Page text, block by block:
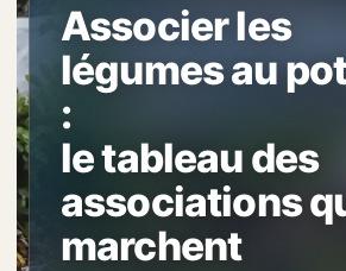
Associer les
légumes au
:
le tableau des
associations
marchent